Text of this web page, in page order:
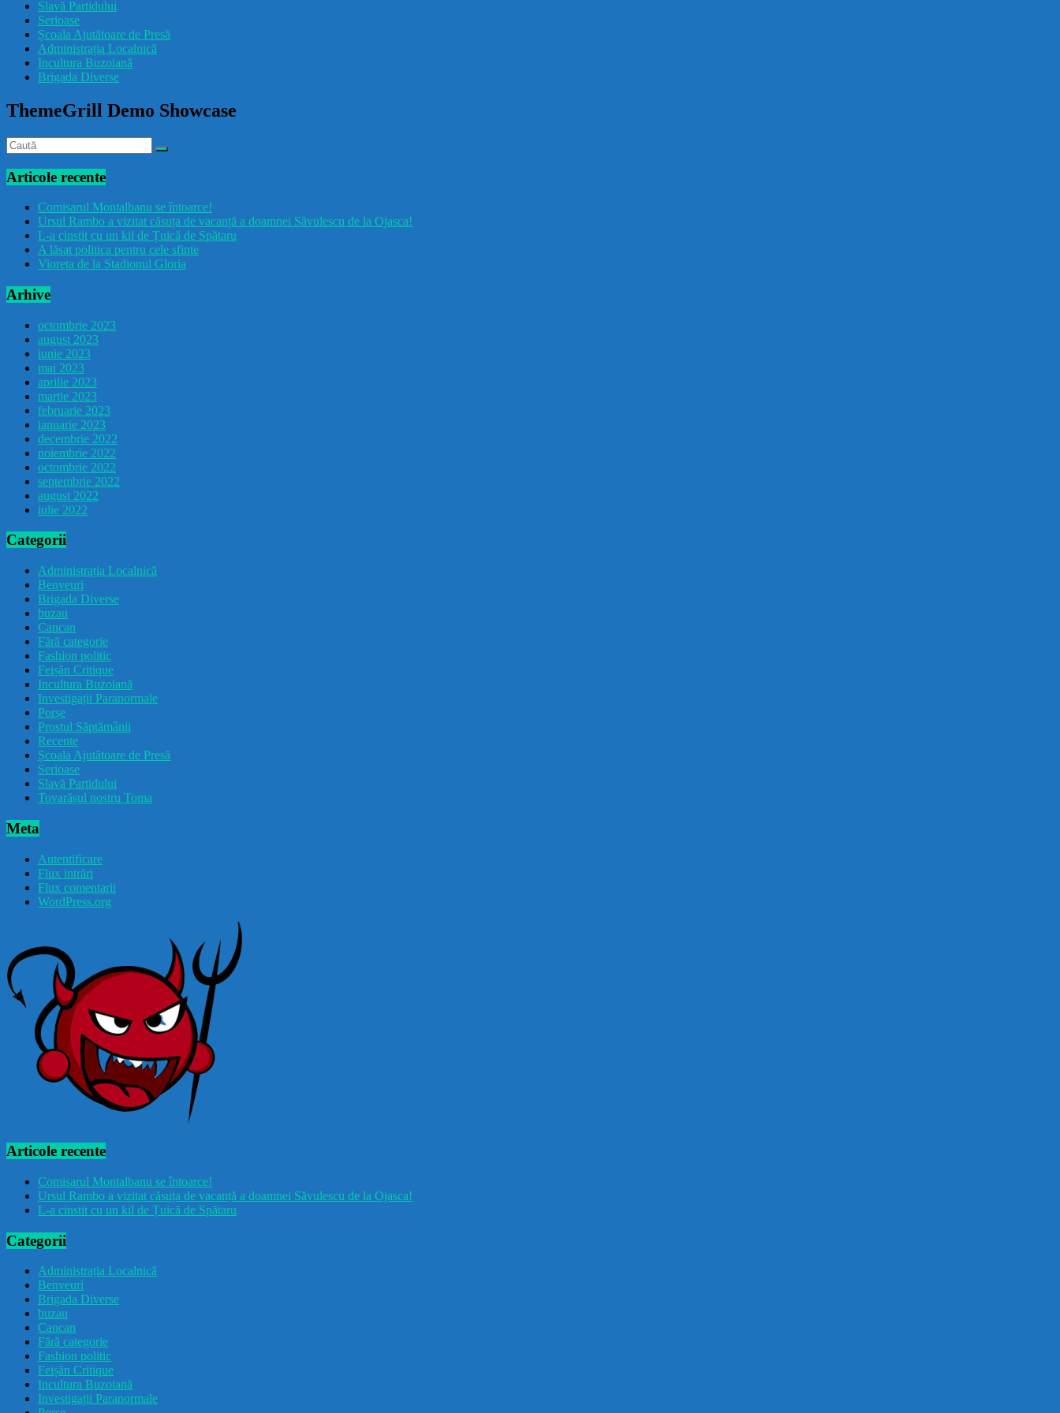
Slavă Partidului
Serioase
Școala Ajutătoare de Presă
Administrația Localnică
Incultura Buzoiană
Brigada Diverse
ThemeGrill Demo Showcase
Articole recente
Comisarul Montalbanu se întoarce!
Ursul Rambo a vizitat căsuța de vacanță a doamnei Săvulescu de la Ojasca!
L-a cinstit cu un kil de Țuică de Spătaru
A lăsat politica pentru cele sfinte
Vioreta de la Stadionul Gloria
Arhive
octombrie 2023
august 2023
iunie 2023
mai 2023
aprilie 2023
martie 2023
februarie 2023
ianuarie 2023
decembrie 2022
noiembrie 2022
octombrie 2022
septembrie 2022
august 2022
iulie 2022
Categorii
Administrația Localnică
Benveuri
Brigada Diverse
buzau
Cancan
Fără categorie
Fashion politic
Feișăn Critique
Incultura Buzoiană
Investigații Paranormale
Porșe
Prostul Săptămânii
Recente
Școala Ajutătoare de Presă
Serioase
Slavă Partidului
Tovarășul nostru Toma
Meta
Autentificare
Flux intrări
Flux comentarii
WordPress.org
Articole recente
Comisarul Montalbanu se întoarce!
Ursul Rambo a vizitat căsuța de vacanță a doamnei Săvulescu de la Ojasca!
L-a cinstit cu un kil de Țuică de Spătaru
Categorii
Administrația Localnică
Benveuri
Brigada Diverse
buzau
Cancan
Fără categorie
Fashion politic
Feișăn Critique
Incultura Buzoiană
Investigații Paranormale